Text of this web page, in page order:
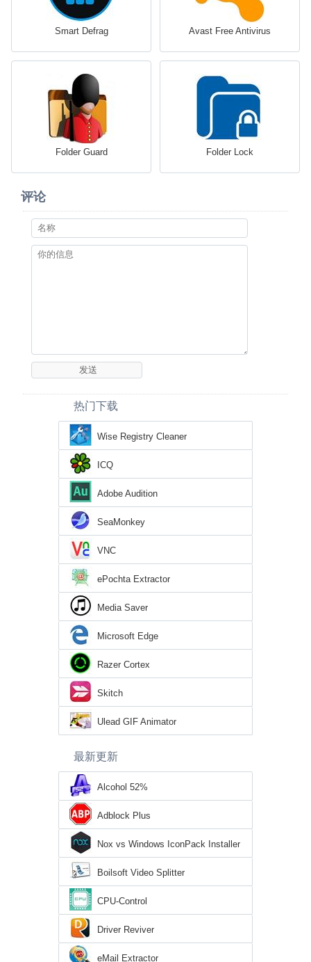
Smart Defrag Avast Free Antivirus
Folder Guard Folder Lock
评论
热门下载
Wise Registry Cleaner
ICQ
Adobe Audition
SeaMonkey
VNC
ePochta Extractor
Media Saver
Microsoft Edge
Razer Cortex
Skitch
Ulead GIF Animator
最新更新
Alcohol 52%
Adblock Plus
Nox vs Windows IconPack Installer
Boilsoft Video Splitter
CPU-Control
Driver Reviver
eMail Extractor